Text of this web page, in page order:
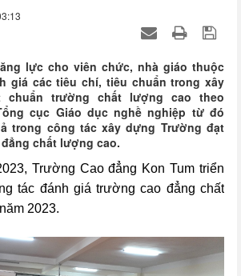
lực cho viên chức, nhà giáo thuộc
giá các tiêu chí, tiêu chuẩn trong xây
chuẩn trường chất lượng cao theo
cục Giáo dục nghề nghiệp từ đó
trong công tác xây dựng Trường đạt
chất lượng cao.
Trường Cao đẳng Kon Tum triển
tác đánh giá trường cao đẳng chất
2023.